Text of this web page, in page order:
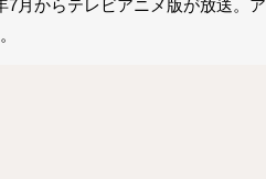
月からテレビアニメ版が放送。